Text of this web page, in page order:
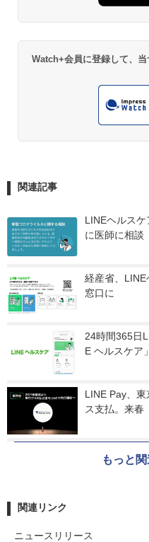
Watch+会員に登録して、
関連記事
LINEヘルス
に医師に相談
経産省、
窓口に
24時間365日
E ヘルスケア」
LINE Pay、
ス支払。来春
もっと
関連リンク
ニュースリリース